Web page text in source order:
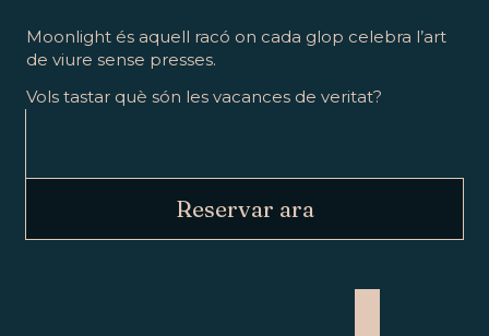
Moonlight és aquell racó on cada glop celebra l’art
de viure sense presses.
Vols tastar què són les vacances de veritat?
Reservar ara